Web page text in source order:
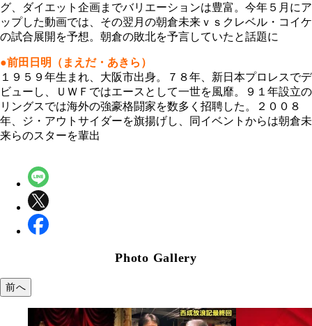
グ、ダイエット企画までバリエーションは豊富。今年５月にア
ップした動画では、その翌月の朝倉未来ｖｓクレベル・コイケ
の試合展開を予想。朝倉の敗北を予言していたと話題に
●前田日明（まえだ・あきら）
１９５９年生まれ、大阪市出身。７８年、新日本プロレスでデ
ビューし、ＵＷＦではエースとして一世を風靡。９１年設立の
リングスでは海外の強豪格闘家を数多く招聘した。２００８
年、ジ・アウトサイダーを旗揚げし、同イベントからは朝倉未
来らのスターを輩出
Photo Gallery
前へ